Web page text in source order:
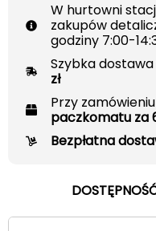
W hurtowni
zakupów
godziny 7:00-
Szybka
zł
Przy zamówieniu
paczkomatu za
Bezpłatna